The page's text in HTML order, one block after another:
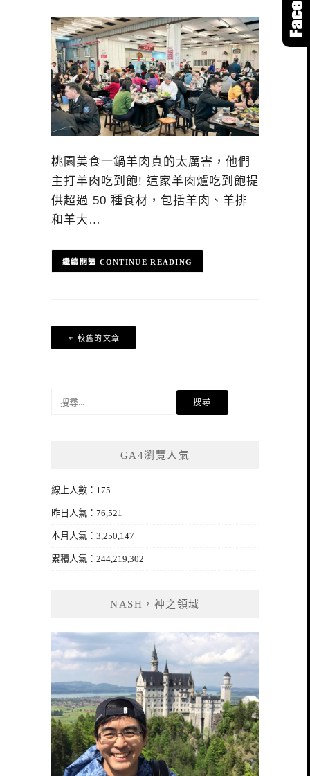
桃園美食一鍋羊肉真的太厲害，他們
主打羊肉吃到飽! 這家羊肉爐吃到飽提
供超過 50 種食材，包括羊肉、羊排
和羊大…
CONTINUE READING
章
覽
較舊的文章
GA4瀏覽人氣
線上人數：175
昨日人氣：76,521
本月人氣：3,250,147
累積人氣：244,219,302
NASH，神之領域